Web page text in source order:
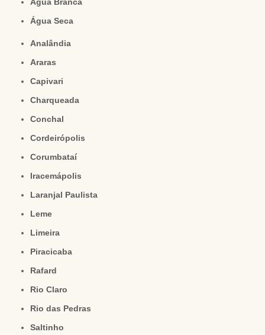
Água Branca
Água Seca
Analândia
Araras
Capivari
Charqueada
Conchal
Cordeirópolis
Corumbataí
Iracemápolis
Laranjal Paulista
Leme
Limeira
Piracicaba
Rafard
Rio Claro
Rio das Pedras
Saltinho